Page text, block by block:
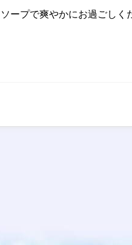
ープで爽やかにお過ごしく